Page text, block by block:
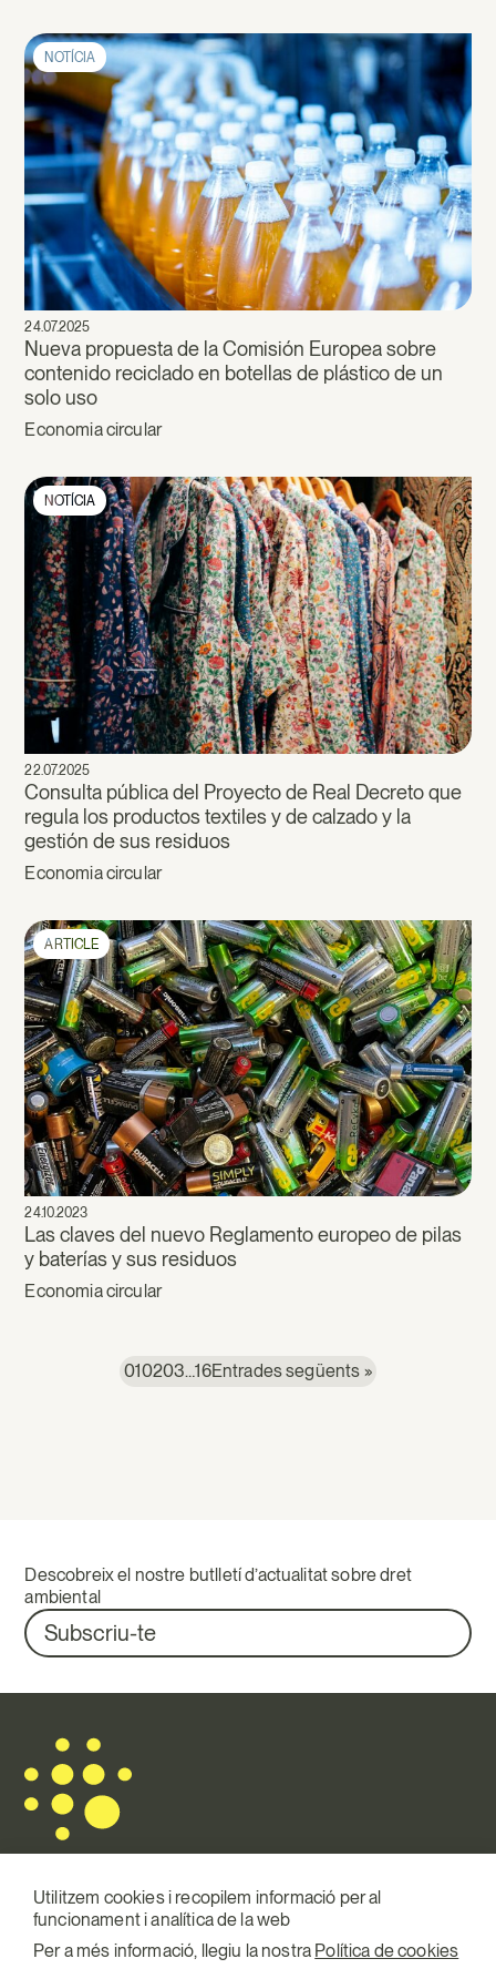
NOTÍCIA
24.07.2025
Nueva propuesta de la Comisión Europea sobre
contenido reciclado en botellas de plástico de un
solo uso
Economia circular
NOTÍCIA
22.07.2025
Consulta pública del Proyecto de Real Decreto que
regula los productos textiles y de calzado y la
gestión de sus residuos
Economia circular
ARTICLE
24.10.2023
Las claves del nuevo Reglamento europeo de pilas
y baterías y sus residuos
Economia circular
010203…16Entrades següents »
Descobreix el nostre butlletí d’actualitat sobre dret
ambiental
Subscriu-te
Mail.
info@terraqui.com
Telf.
+34 934 146 307
Utilitzem cookies i recopilem informació per al
funcionament i analítica de la web
Per a més informació, llegiu la nostra Política de cookies